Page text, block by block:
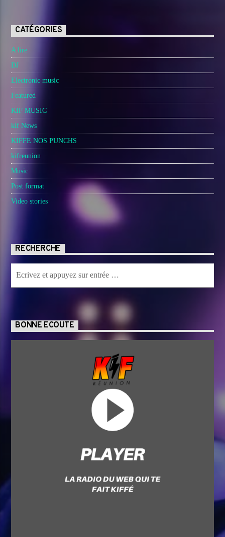
CATÉGORIES
A lire
DJ
Electronic music
Featured
KIF MUSIC
kif News
KIFFE NOS PUNCHS
kifreunion
Music
Post format
Video stories
RECHERCHE
BONNE ECOUTE